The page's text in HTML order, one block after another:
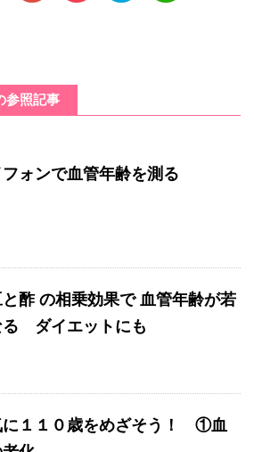
参照記事
ォンで血管年齢を測る
酢 の相乗効果で 血管年齢が若
る ダイエットにも
に１１０歳をめざそう！ ①血